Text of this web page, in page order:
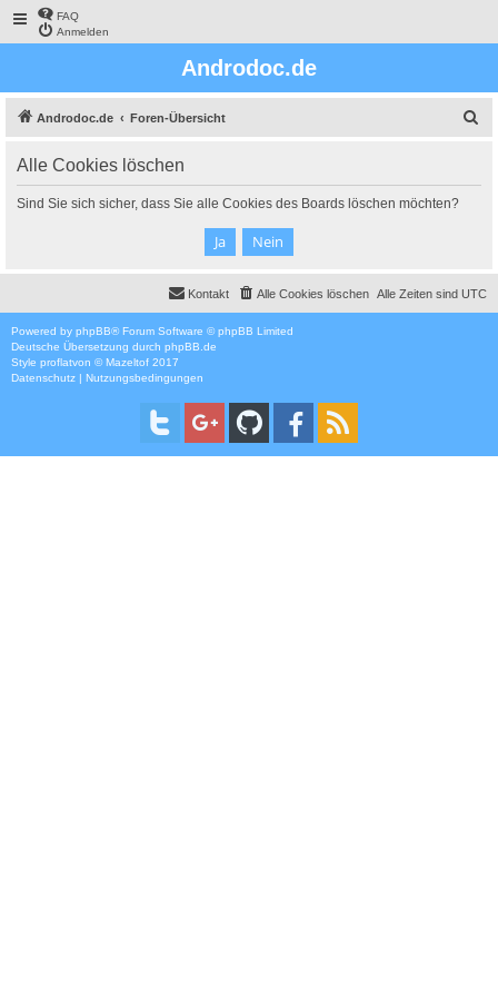
FAQ
Anmelden
Androdoc.de
Androdoc.de Foren-Übersicht
Alle Cookies löschen
Sind Sie sich sicher, dass Sie alle Cookies des Boards löschen möchten?
Alle Zeiten sind UTC
Alle Cookies löschen
Kontakt
Powered by phpBB® Forum Software © phpBB Limited
Deutsche Übersetzung durch phpBB.de
Style proflatvon ©Mazeltof 2017
Datenschutz | Nutzungsbedingungen